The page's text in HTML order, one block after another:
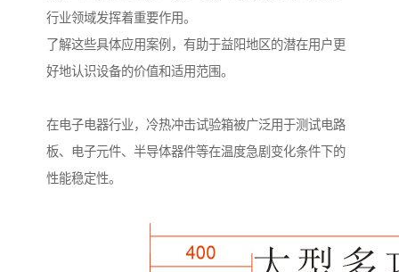
行业领域发挥着重要作用。
了解这些具体应用案例，有助于益阳地区的潜在用户更
好地认识设备的价值和适用范围。
在电子电器行业，冷热冲击试验箱被广泛用于测试电路
板、电子元件、半导体器件等在温度急剧变化条件下的
性能稳定性。